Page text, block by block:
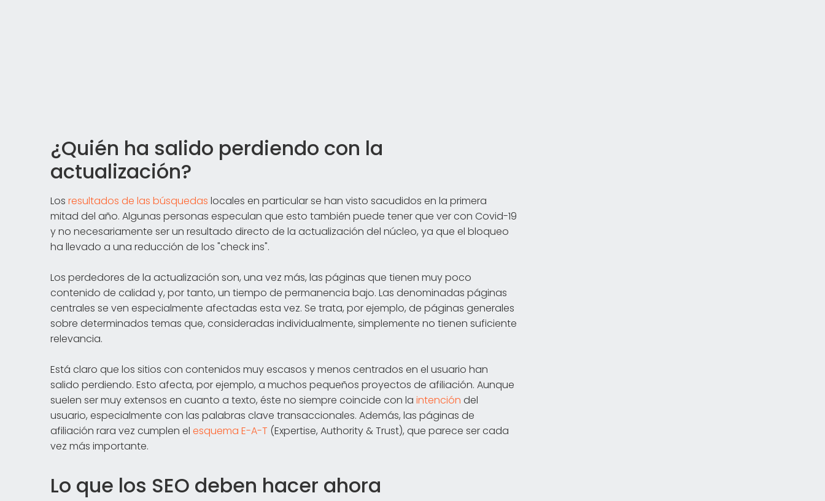
¿Quién ha salido perdiendo con la
actualización?
Los resultados de las búsquedas locales en particular se han visto sacudidos en la primera
mitad del año. Algunas personas especulan que esto también puede tener que ver con Covid-19
y no necesariamente ser un resultado directo de la actualización del núcleo, ya que el bloqueo
ha llevado a una reducción de los "check ins".
Los perdedores de la actualización son, una vez más, las páginas que tienen muy poco
contenido de calidad y, por tanto, un tiempo de permanencia bajo. Las denominadas páginas
centrales se ven especialmente afectadas esta vez. Se trata, por ejemplo, de páginas generales
sobre determinados temas que, consideradas individualmente, simplemente no tienen suficiente
relevancia.
Está claro que los sitios con contenidos muy escasos y menos centrados en el usuario han
salido perdiendo. Esto afecta, por ejemplo, a muchos pequeños proyectos de afiliación. Aunque
suelen ser muy extensos en cuanto a texto, éste no siempre coincide con la intención del
usuario, especialmente con las palabras clave transaccionales. Además, las páginas de
afiliación rara vez cumplen el esquema E-A-T (Expertise, Authority & Trust), que parece ser cada
vez más importante.
Lo que los SEO deben hacer ahora